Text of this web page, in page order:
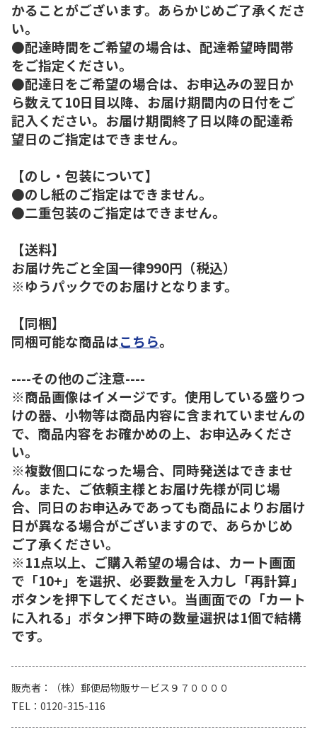
かることがございます。あらかじめご了承くださ
い。
●配達時間をご希望の場合は、配達希望時間帯
をご指定ください。
●配達日をご希望の場合は、お申込みの翌日か
ら数えて10日目以降、お届け期間内の日付をご
記入ください。お届け期間終了日以降の配達希
望日のご指定はできません。
【のし・包装について】
●のし紙のご指定はできません。
●二重包装のご指定はできません。
【送料】
お届け先ごと全国一律990円（税込）
※ゆうパックでのお届けとなります。
【同梱】
同梱可能な商品はこちら。
----その他のご注意----
※商品画像はイメージです。使用している盛りつ
けの器、小物等は商品内容に含まれていませんの
で、商品内容をお確かめの上、お申込みくださ
い。
※複数個口になった場合、同時発送はできませ
ん。また、ご依頼主様とお届け先様が同じ場
合、同日のお申込みであっても商品によりお届け
日が異なる場合がございますので、あらかじめ
ご了承ください。
※11点以上、ご購入希望の場合は、カート画面
で「10+」を選択、必要数量を入力し「再計算」
ボタンを押下してください。当画面での「カート
に入れる」ボタン押下時の数量選択は1個で結構
です。
販売者
（株）郵便局物販サービス９７００００
TEL
0120-315-116